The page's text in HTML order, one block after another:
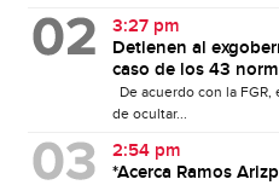
3:27 pm
Detienen al
caso de los 43
De acuerdo con la
de ocultar...
2:54 pm
*Acerca Ramos